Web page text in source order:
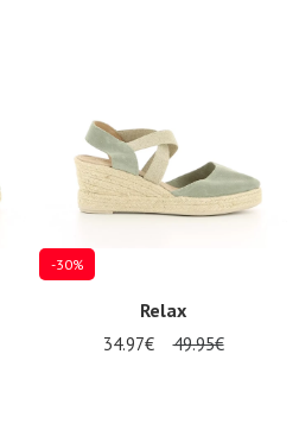
-30%
Relax
34.97€ 49.95€